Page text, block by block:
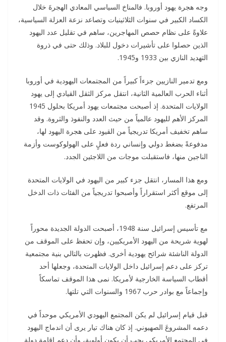
وجه هجرة يهود أوروبا. فالمناخ السياسي المعادي الهجرةَ خلال
الكساد الكبير في سنوات الثلاثينيات وتصاعد نزعة العزلة السياسية،
علاوةً على نظام حصص المهاجرين، ساهم في تقليل عدد اليهود
الذين حصلوا على تأشيرات دخول للبلاد. وذلك حتى في ذروة
التهديد النازي بين 1933 و1945.
ومع تدمير النازيين جزءاً كبيراً من المجتمعات اليهودية في أوروبا
أثناء الحرب العالمية الثانية، انتقل مركز الثقل القيادي إلى يهود
الولايات المتحدة. إذ أصبحت مجتمعات يهود أمريكا بحلول 1945
المركز الأهم لليهود عالمياً من حيث العدد والنفوذ والثروة. وقد
ساهم تخفيف أمريكا تدريجياً من القيود على هجرة اليهود لها،
مدفوعةً بضغط دولي وإنساني ردة فعلٍ على الهولوكوست وأزمة
الناجين منها، فاستقبلت موجات من اللاجئين الجدد.
ومع هذا المسار، انتقل جزء كبير من اليهود في الولايات المتحدة
إلى موقع أكثر استقراراً وأصبحوا تدريجياً من الفئات ذات الدخل
المرتفع.
مع تأسيس إسرائيل سنة 1948، أصبحت الدولة الجديدة محوراً
لهوية شريحة من اليهود الأمريكيين، وإن تحفظ على الموقف من
الدولة الناشئة شرائح يهودية أخرى. فظهرت بالتالي بنية مجتمعية
تركز على دعم إسرائيل داخل الولايات المتحدة، وجعلها أحد
أقطاب السياسة الخارجية لأمريكا. نمى هذا الموقف تماسكاً
وإجماعاً مع بوادر حرب 1967 والسنوات التي تلتها.
قبل قيام إسرائيل لم يكن المجتمع اليهودي الأمريكي موحداً في
دعمه المشروعَ الصهيوني. إذ كان هناك تيار يرى أن اندماج اليهود
في المجتمع الأمريكي يجب أن يكون أولوية، وأن دعم إقامة دولة